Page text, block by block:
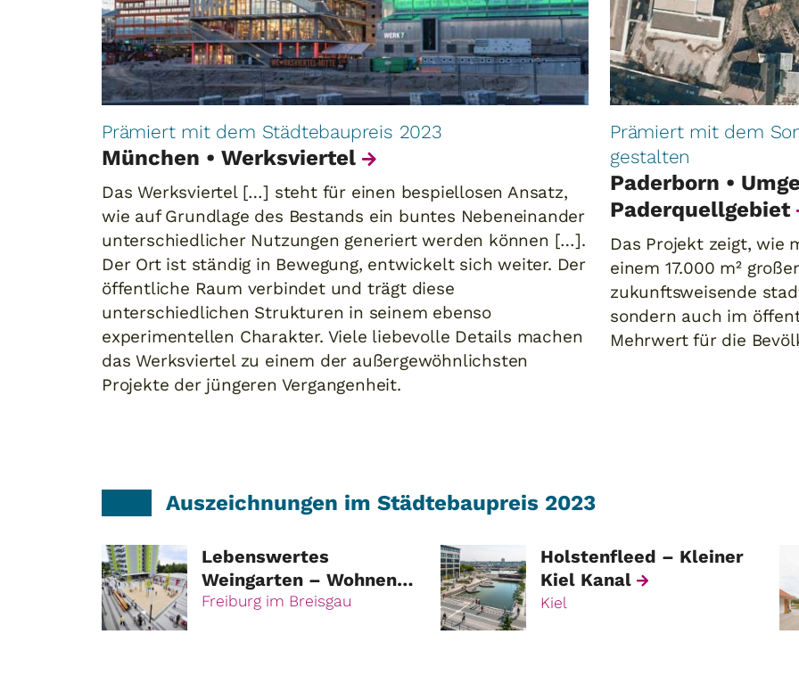
Prämiert mit dem Städtebaupreis 2023
München • Werksviertel
Das Werksviertel […] steht für einen bespiellosen Ansatz,
wie auf Grundlage des Bestands ein buntes Nebeneinander
unterschiedlicher Nutzungen generiert werden können […].
Der Ort ist ständig in Bewegung, entwickelt sich weiter. Der
öffentliche Raum verbindet und trägt diese
unterschiedlichen Strukturen in seinem ebenso
experimentellen Charakter. Viele liebevolle Details machen
das Werksviertel zu einem der außergewöhnlichsten
Projekte der jüngeren Vergangenheit.
Prämiert mit dem
gestalten
Paderborn •
Paderquellgebiet
Das Projekt zeigt, wie
einem 17.000 m²
zukunftsweisende
sondern auch im
Mehrwert für die
Auszeichnungen im Städtebaupreis 2023
Lebenswertes
Weingarten – Wohnen
für alle
Freiburg im Breisgau
Holstenfleed – Kleiner
Kiel Kanal
Kiel